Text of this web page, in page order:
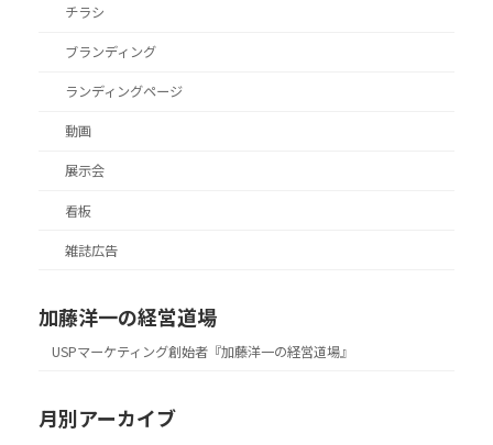
チラシ
ブランディング
ランディングページ
動画
展示会
看板
雑誌広告
加藤洋一の経営道場
USPマーケティング創始者『加藤洋一の経営道場』
月別アーカイブ